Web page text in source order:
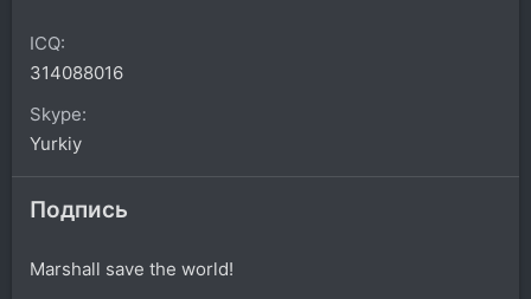
ICQ
314088016
Skype
Yurkiy
Подпись
Marshall save the world!